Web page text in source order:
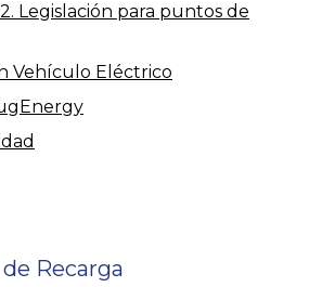
Legislación para puntos de
Vehículo Eléctrico
Recarga